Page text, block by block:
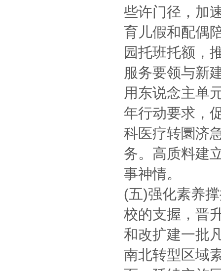
些许门径，加
育儿假和配偶
园托班托额，
服务要领与新
用东说念主单
年行动要求，
科医疗转圜济
务。高质料建
事神情。
(五)强化素养
校的支握，晋
和改扩建一批
南北转型区域